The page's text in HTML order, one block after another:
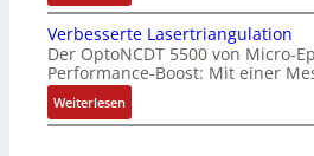
B
a
t
t
e
r
Verbesserte Lasertriangulation
Der OptoNCDT 5500 von Micro-
Performance-Boost: Mit einer
Weiterlesen:
V